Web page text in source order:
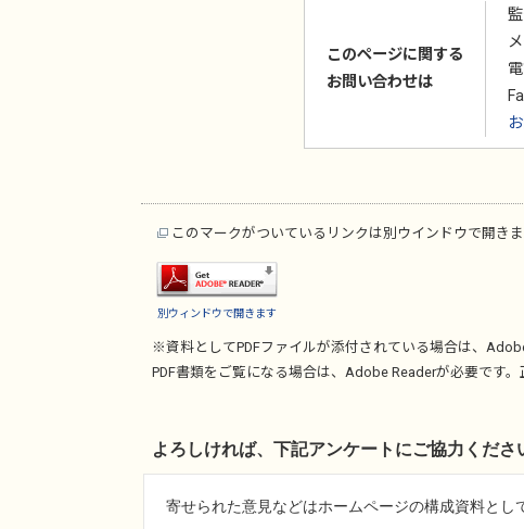
このページに関する
お問い合わせは
このマークがついているリンクは別ウインドウで開き
別ウィンドウで開きます
※資料としてPDFファイルが添付されている場合は、
PDF書類をご覧になる場合は、 Adobe Readerが必要です。